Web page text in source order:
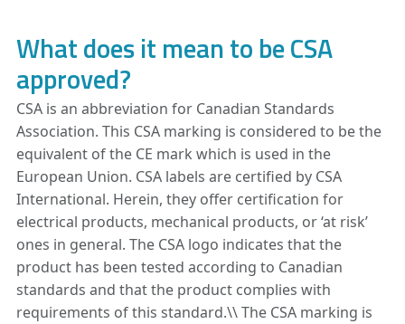
What does it mean to be CSA
approved?
CSA is an abbreviation for Canadian Standards
Association. This CSA marking is considered to be the
equivalent of the CE mark which is used in the
European Union. CSA labels are certified by CSA
International. Herein, they offer certification for
electrical products, mechanical products, or ‘at risk’
ones in general. The CSA logo indicates that the
product has been tested according to Canadian
standards and that the product complies with
requirements of this standard.\\ The CSA marking is